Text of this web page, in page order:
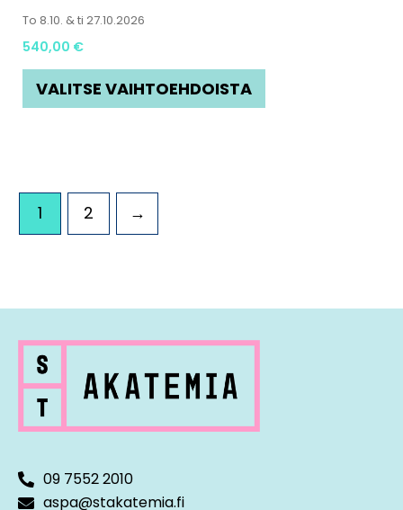
To 8.10. & ti 27.10.2026
540,00 €
VALITSE VAIHTOEHDOISTA
1 2 →
09 7552 2010
aspa@stakatemia.fi